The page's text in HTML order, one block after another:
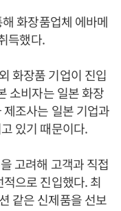
화장품업체 에바메
득했다.
화장품 기업이 진입
소비자는 일본 화장
조사는 일본 기업과
있기 때문이다.
고려해 고객과 직접
으로 진입했다. 최
같은 신제품을 선보